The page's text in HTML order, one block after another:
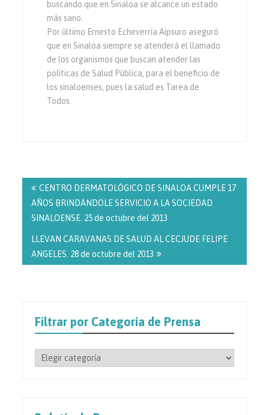
buscando que en Sinaloa se alcance un estado
más sano.
Por último Ernesto Echeverría Aipsuro aseguró
que en Sinaloa siempre se atenderá el llamado
de los organismos que buscan atender las
políticas de Salud Pública, para el beneficio de
los sinaloenses, pues la salud es Tarea de
Todos.
de
entradas
CENTRO DERMATOLÓGICO DE SINALOA CUMPLE 17
AÑOS BRINDÁNDOLE SERVICIO A LA SOCIEDAD
SINALOENSE. 25 de octubre del 2013
LLEVAN CARAVANAS DE SALUD AL CECJUDE FELIPE
ANGELES. 28 de octubre del 2013
Filtrar por Categoría de Prensa
Filtrar